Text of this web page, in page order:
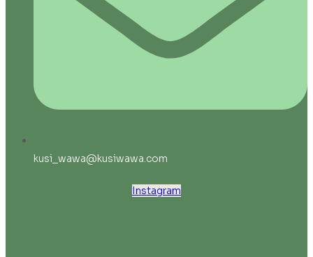
kusi_wawa@kusiwawa.com
Instagram